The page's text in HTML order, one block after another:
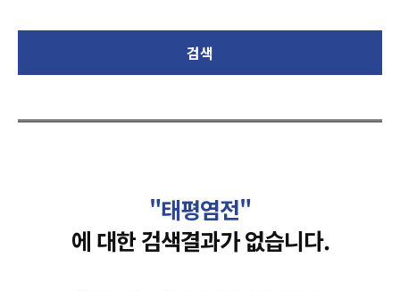
검색
"태평염전"
에 대한 검색결과가 없습니다.